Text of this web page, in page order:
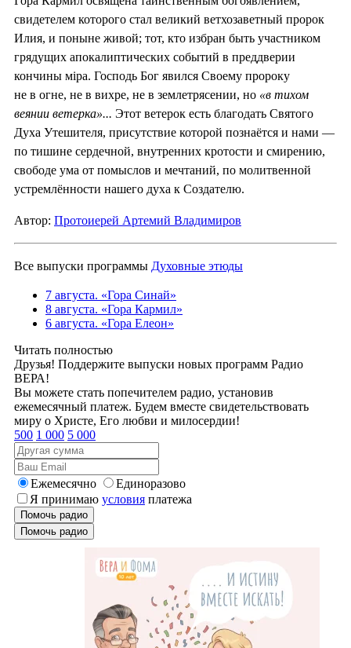
свидетелем которого стал великий ветхозаветный пророк
Илия, и поныне живой; тот, кто избран быть участником
грядущих апокалиптических событий в преддверии
кончины мiра. Господь Бог явился Своему пророку
не в огне, не в вихре, не в землетрясении, но «в тихом
веянии ветерка»... Этот ветерок есть благодать Святого
Духа Утешителя, присутствие которой познаётся и нами —
по тишине сердечной, внутренних кротости и смирению,
свободе ума от помыслов и мечтаний, по молитвенной
устремлённости нашего духа к Создателю.
Автор: Протоиерей Артемий Владимиров
Все выпуски программы Духовные этюды
7 августа. «Гора Синай»
8 августа. «Гора Кармил»
6 августа. «Гора Елеон»
Читать полностью
Друзья! Поддержите выпуски новых программ Радио
ВЕРА!
Вы можете стать попечителем радио, установив
ежемесячный платеж. Будем вместе свидетельствовать
миру о Христе, Его любви и милосердии!
500 1 000 5 000
Ежемесячно
Единоразово
Я принимаю условия платежа
Помочь радио
Помочь радио